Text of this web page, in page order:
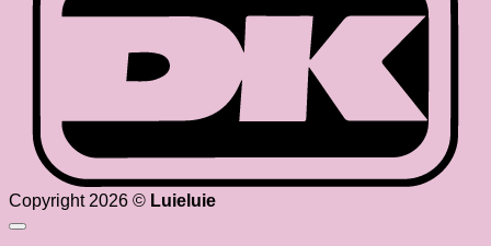
Copyright 2026 © Luieluie